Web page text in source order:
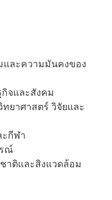
ละความมันคงของ
กิจและสังคม
ยาศาสตร์ วิจัยและ
ะกีฬา
ณ์
าติและสิงแวดล้อม